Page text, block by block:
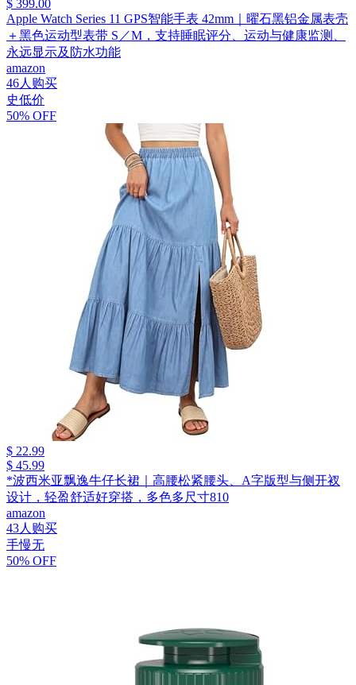
$ 399.00
Apple Watch Series 11 GPS智能手表 42mm｜曜石黑铝金属表壳
＋黑色运动型表带 S／M，支持睡眠评分、运动与健康监测、
永远显示及防水功能
amazon
46人购买
史低价
50% OFF
$ 22.99
$ 45.99
*波西米亚飘逸牛仔长裙｜高腰松紧腰头、A字版型与侧开衩
设计，轻盈舒适好穿搭，多色多尺寸810
amazon
43人购买
手慢无
50% OFF